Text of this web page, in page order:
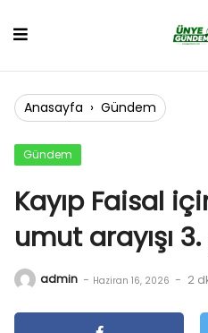
Anasayfa › Gündem
Gündem
Kayıp Faisal
umut arayışı
admin - Haziran 16, 2026 - 2